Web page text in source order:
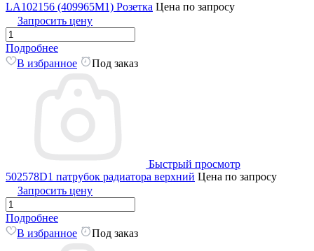
LA102156 (409965M1) Розетка Цена по запросу
Запросить цену
Подробнее
В избранное
Под заказ
Быстрый просмотр
502578D1 патрубок радиатора верхний Цена по запросу
Запросить цену
Подробнее
В избранное
Под заказ